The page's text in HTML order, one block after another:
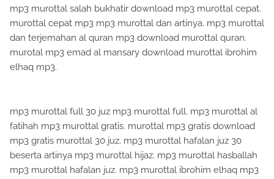
mp3 murottal salah bukhatir download mp3 murottal cepat.
murottal cepat mp3 mp3 murottal dan artinya. mp3 murottal
dan terjemahan al quran mp3 download murottal quran.
murotal mp3 emad al mansary download murottal ibrohim
elhaq mp3.
mp3 murottal full 30 juz mp3 murottal full. mp3 murottal al
fatihah mp3 murottal gratis. murottal mp3 gratis download
mp3 gratis murottal 30 juz. mp3 murottal hafalan juz 30
beserta artinya mp3 murottal hijaz. mp3 murottal hasballah
mp3 murottal hafalan juz. mp3 murottal ibrohim elhaq mp3